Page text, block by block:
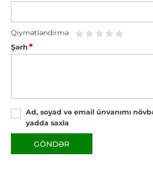
Qiymətləndirmə
Şərh*
Ad, soyad və email ünvanımı
yadda saxla
GÖNDƏR